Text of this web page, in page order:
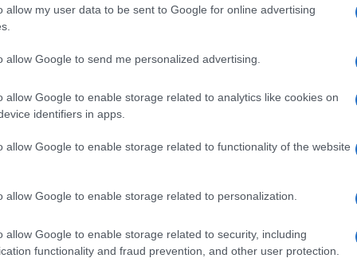
allow my user data to be sent to Google for online advertising
allow Google to send me personalized advertising.
allow Google to enable storage related to analytics like cookies on
identifiers in apps.
allow Google to enable storage related to functionality of the website
allow Google to enable storage related to personalization.
allow Google to enable storage related to security, including
functionality and fraud prevention, and other user protection.
enviando un correo electrónico al Secretario
el
de los fondos, sino también adaptar las
actual. La solicitud aborda aspectos clave como la
vinculadas.
acceder a los beneficios de los ETFs,
las ventajas de los fondos mutuos, como lagestión